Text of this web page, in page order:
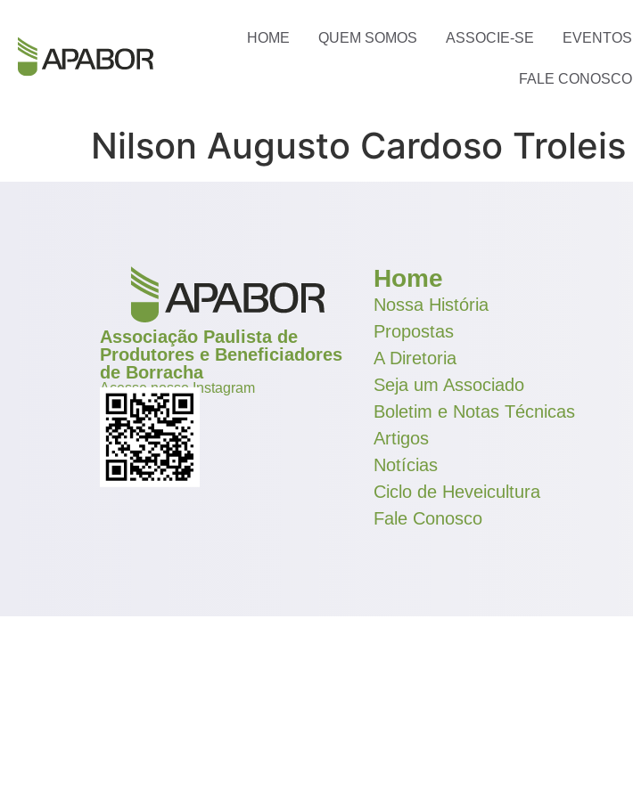
HOME QUEM SOMOS ASSOCIE-SE EVENTOS
FALE CONOSCO
Nilson Augusto Cardoso Troleis
Associação Paulista de
Produtores e Beneficiadores
de Borracha
Acesse nosso Instagram
Home
Nossa História
Propostas
A Diretoria
Seja um Associado
Boletim e Notas Técnicas
Artigos
Notícias
Ciclo de Heveicultura
Fale Conosco